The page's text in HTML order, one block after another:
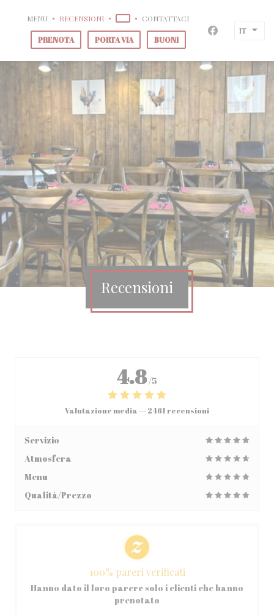
LA FERME DE DIANE
MENU RECENSIONI ((APRE UNA NUOVA FINESTRA))
CONTATTACI
PRENOTA PORTA VIA BUONI Facebook
IT
Recensioni
4.8/5
Valutazione media —2461 recensioni
Servizio
Atmosfera
Menu
Qualità/Prezzo
100% pareri verificati
Hanno dato il loro parere solo i clienti che hanno
prenotato